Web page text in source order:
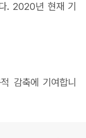
. 2020년 현재 기
감축에 기여합니